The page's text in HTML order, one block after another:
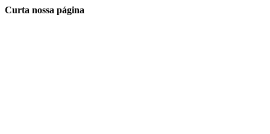
Curta nossa página